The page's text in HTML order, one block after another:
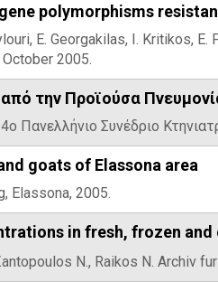
polymorphisms
E. Georgakilas, I. Kritikos,
2005.
την Προϊούσα
4ο Πανελλήνιο Συνέδριο
goats of Elassona area
Elassona, 2005.
in fresh, frozen and
N., Raikos N. Archiv